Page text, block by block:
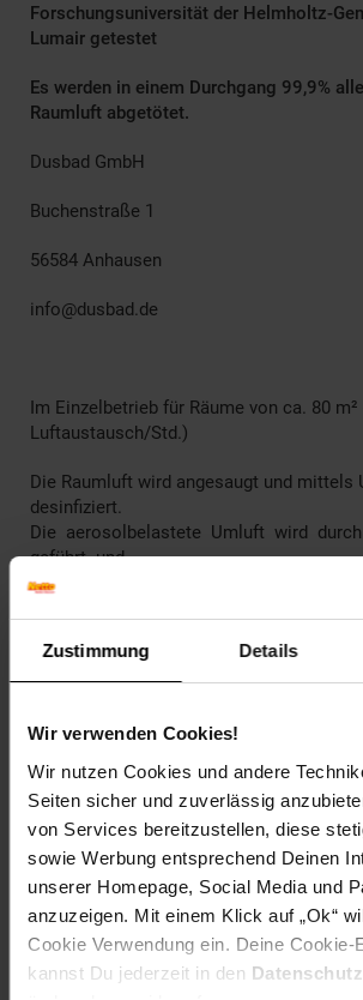
Zustimmung Details
Wir verwenden Cookies!
Wir nutzen Cookies und andere
Seiten sicher und zuverlässig
von Services bereitzustellen, diese
sowie Werbung entsprechend Deinen
unserer Homepage, Social Media und
anzuzeigen. Mit einem Klick auf „Ok“
Cookie Verwendung ein. Deine Cookie-
kannst Du jederzeit in den
Forschungsuniversität der Helmholtz-
Lumair getestet
Es werden in einem Durchgang 99,9%
Raumluft abgetötet.
Dusbad GmbH
Buchenstraße 1
56584 Anhausen
info@dusbad.de
Im Einzelbetrieb für Räume von ca. 80
Luftaustausch/Std.)
Die Raumluft wird angesaugt und mittels
desinfiziert.
Die aerosolbelastete Umluft wird
geführt und
zerstört sekundenschnell die DNA von
in Form
von Aerosolen befinden.
Die Wellenlänge von 253,7 nm hat eine
Wirkung. Die Zellvermehrung der
verhindert.
Die Handhabung ist denkbar einfach da
An/Aus Schalter gibt.
Zusätzlich gibt es einen Schalter für den
Es kommen keine Austauschfilter zum